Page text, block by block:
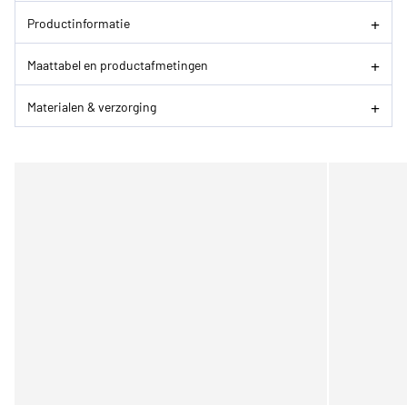
Productinformatie
Maattabel en productafmetingen
Materialen & verzorging